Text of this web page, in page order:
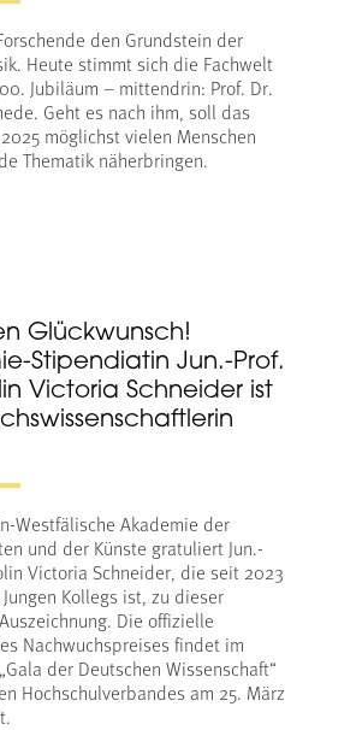
den Grundstein der
Heute stimmt sich die Fachwelt
Jubiläum – mittendrin: Prof. Dr.
Geht es nach ihm, soll das
möglichst vielen Menschen
Thematik näherbringen.
Glückwunsch!
Stipendiatin Jun.-Prof.
Victoria Schneider ist
Westfälische Akademie der
und der Künste gratuliert Jun.-
Victoria Schneider, die seit 2023
Kollegs ist, zu dieser
Die offizielle
Nachwuchspreises findet im
der Deutschen Wissenschaft“
Hochschulverbandes am 25. März